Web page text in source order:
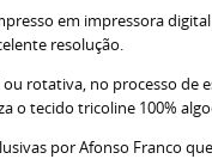
em impressora
resolução.
rotativa, no processo de
o tecido tricoline 100%
por Afonso Franco